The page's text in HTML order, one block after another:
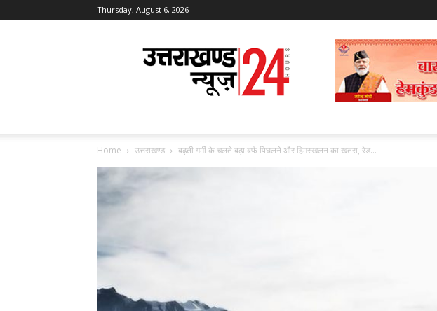
Thursday, August 6, 2026
Uttarakhand
News
24
Home उत्तराखण्ड बढ़ती गर्मी के चलते बढ़ा बर्फ पिघलने और हिमस्खलन का खतरा, रेड...